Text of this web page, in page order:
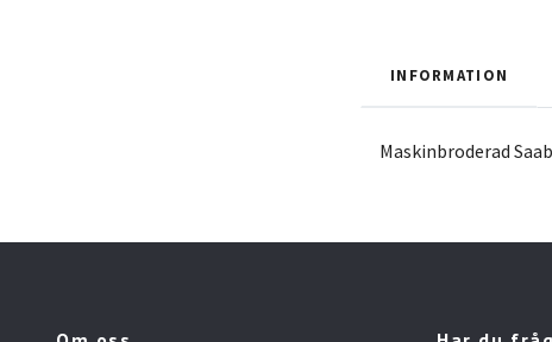
INFORMATION
Maskinbroderad